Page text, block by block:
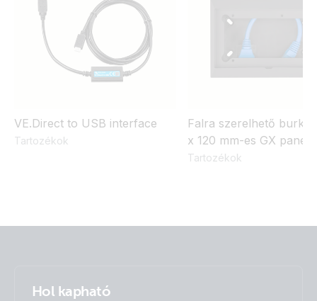
VE.Direct to USB interface
Tartozékok
Falra szerelhető
x 120 mm-es GX
Tartozékok
Hol kapható